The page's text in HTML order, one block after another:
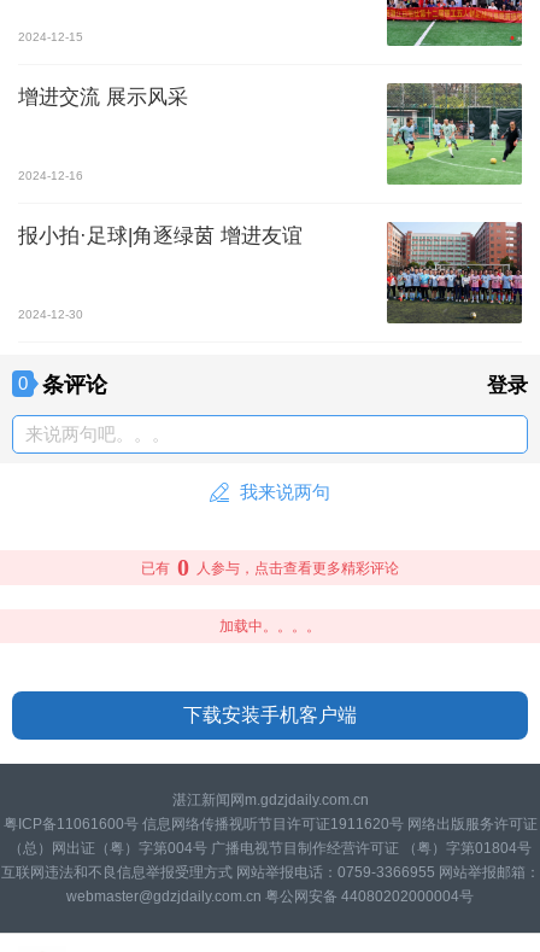
2024-12-15
增进交流 展示风采
2024-12-16
报小拍·足球|角逐绿茵 增进友谊
2024-12-30
0 条评论 登录
来说两句吧。。。
我来说两句
已有 0 人参与，点击查看更多精彩评论
加载中。。。。
下载安装手机客户端
湛江新闻网m.gdzjdaily.com.cn
粤ICP备11061600号 信息网络传播视听节目许可证1911620号 网络出版服务许可证
（总）网出证（粤）字第004号 广播电视节目制作经营许可证 （粤）字第01804号
互联网违法和不良信息举报受理方式 网站举报电话：0759-3366955 网站举报邮箱：
webmaster@gdzjdaily.com.cn 粤公网安备 44080202000004号